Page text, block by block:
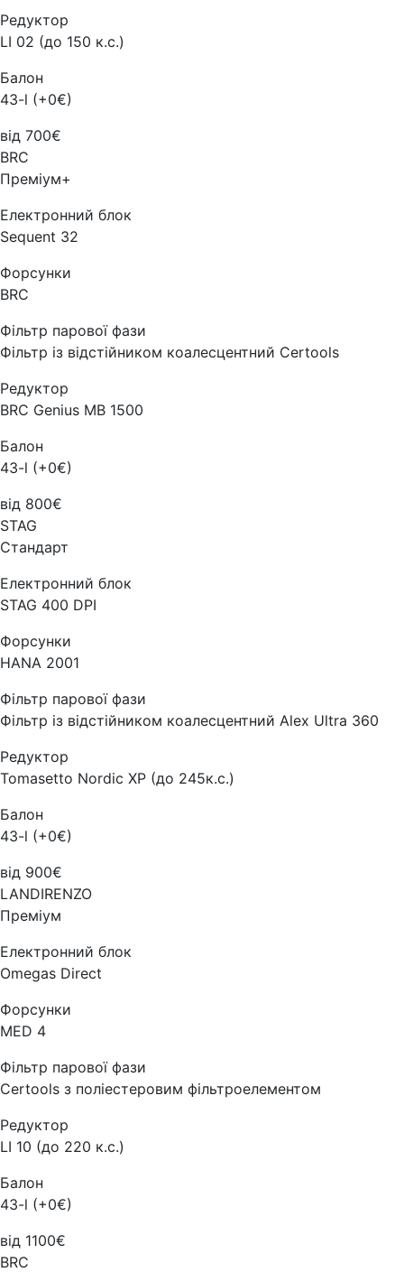
Редуктор
LI 02 (до 150 к.с.)
Балон
43-l (+0€)
від 700€
BRC
Преміум+
Електронний блок
Sequent 32
Форсунки
BRC
Фільтр парової фази
Фільтр із відстійником коалесцентний Certools
Редуктор
BRC Genius MB 1500
Балон
43-l (+0€)
від 800€
STAG
Стандарт
Електронний блок
STAG 400 DPI
Форсунки
HANA 2001
Фільтр парової фази
Фільтр із відстійником коалесцентний Alex Ultra 360
Редуктор
Tomasetto Nordic XP (до 245к.с.)
Балон
43-l (+0€)
від 900€
LANDIRENZO
Преміум
Електронний блок
Omegas Direct
Форсунки
MED 4
Фільтр парової фази
Certools з поліестеровим фільтроелементом
Редуктор
LI 10 (до 220 к.с.)
Балон
43-l (+0€)
від 1100€
BRC